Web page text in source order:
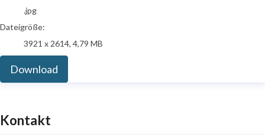
.jpg
Dateigröße:
3921 x 2614, 4,79 MB
Download
Kontakt